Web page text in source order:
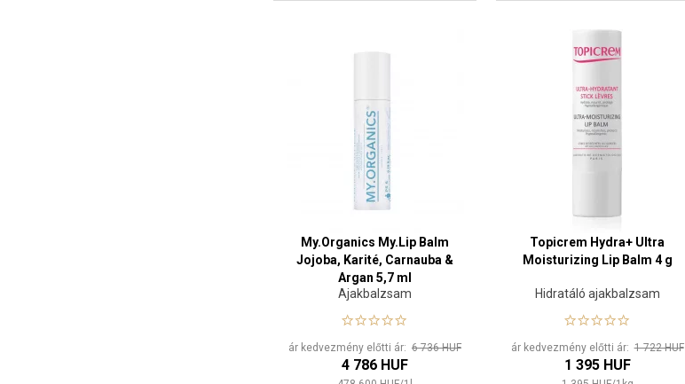
My.Organics My.Lip Balm
Jojoba, Karité, Carnauba &
Argan 5,7 ml
Ajakbalzsam
ár kedvezmény előtti ár: 6 736 HUF
4 786 HUF
Topicrem Hydra+ Ultra
Moisturizing Lip Balm 4 g
Hidratáló ajakbalzsam
ár kedvezmény előtti ár:1 722 HUF
1 395 HUF